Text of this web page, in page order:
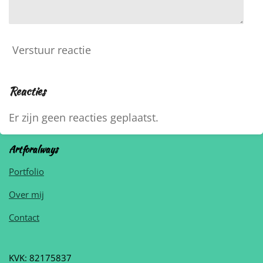
Verstuur reactie
Reacties
Er zijn geen reacties geplaatst.
Artforalways
Portfolio
Over mij
Contact
KVK: 82175837